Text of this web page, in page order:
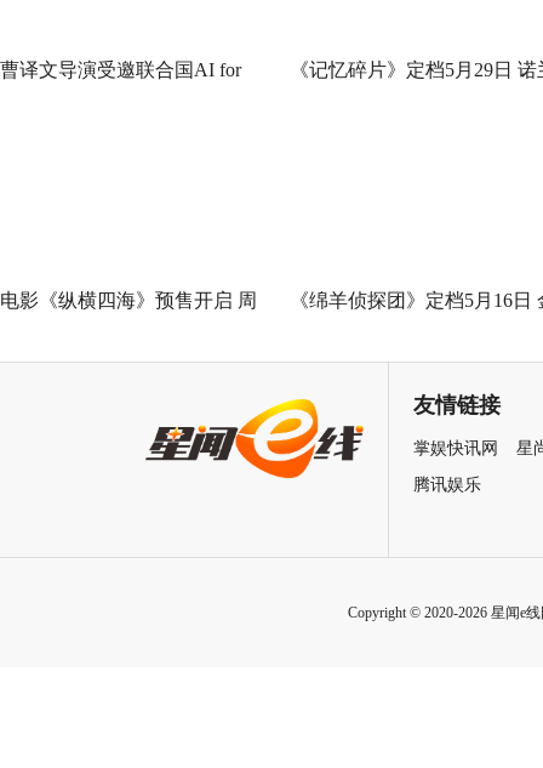
曹译文导演受邀联合国AI for 《记忆碎片》定档5月29日 诺
电影《纵横四海》预售开启 周 《绵羊侦探团》定档5月16日
友情链接
掌娱快讯网
星
腾讯娱乐
Copyright © 2020-2026 星闻e